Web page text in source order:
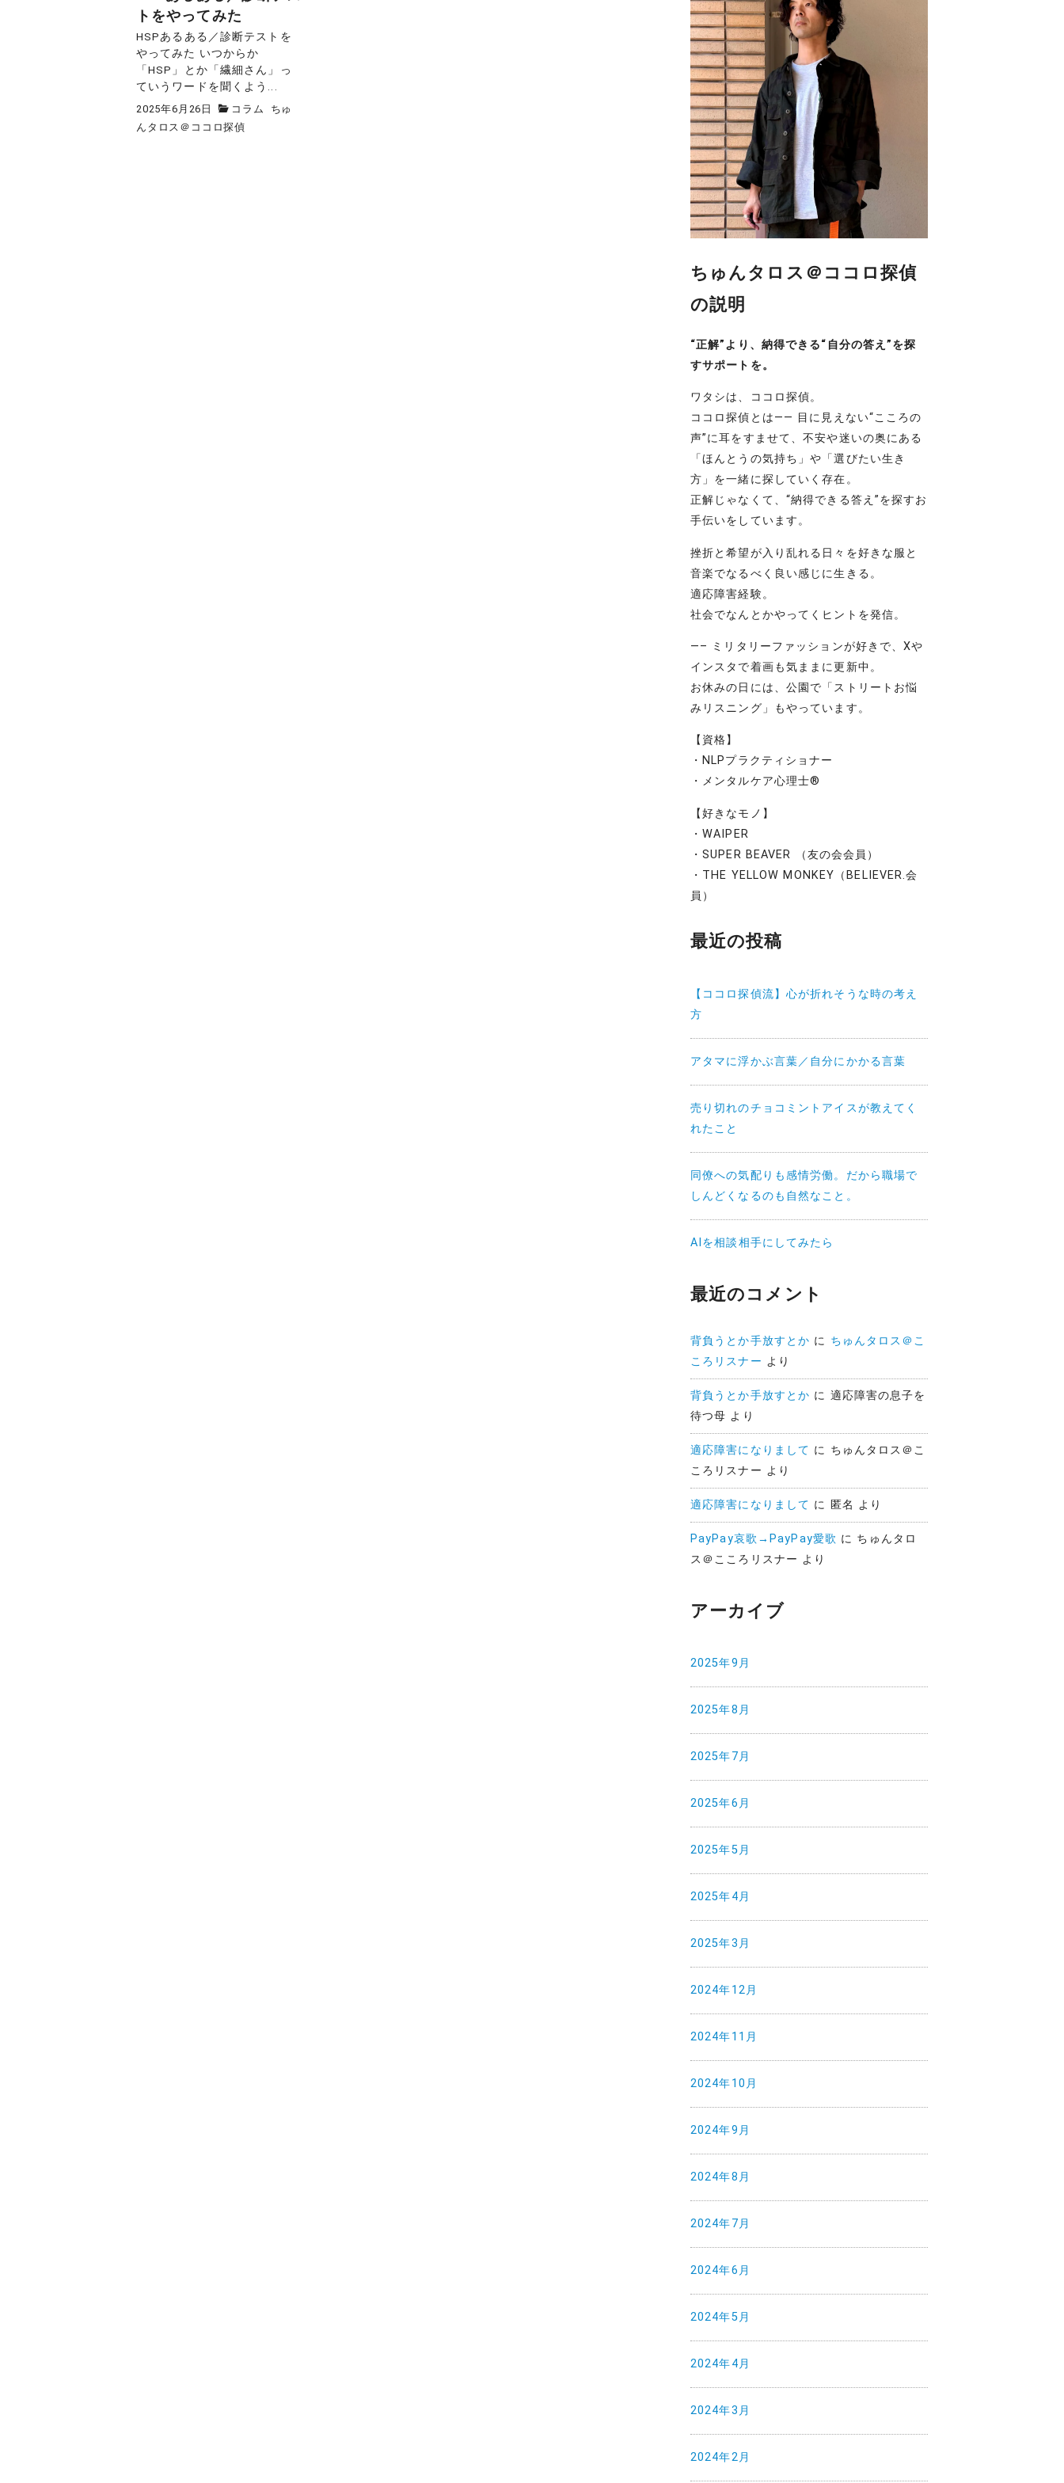
トをやってみた
HSPあるある／診断テストを
やってみた いつからか
「HSP」とか「繊細さん」っ
ていうワードを聞くよう...
2025年6月26日 コラム
ちゅ
んタロス＠ココロ探偵
ちゅんタロス＠ココロ探偵
の説明
“正解”より、納得できる“自分の答え”を探
すサポートを。
ワタシは、ココロ探偵。
ココロ探偵とは―― 目に見えない“こころの
声”に耳をすませて、不安や迷いの奥にある
「ほんとうの気持ち」や「選びたい生き
方」を一緒に探していく存在。
正解じゃなくて、“納得できる答え”を探すお
手伝いをしています。
挫折と希望が入り乱れる日々を好きな服と
音楽でなるべく良い感じに生きる。
適応障害経験。
社会でなんとかやってくヒントを発信。
—– ミリタリーファッションが好きで、Xや
インスタで着画も気ままに更新中。
お休みの日には、公園で「ストリートお悩
みリスニング」もやっています。
【資格】
・NLPプラクティショナー
・メンタルケア心理士®
【好きなモノ】
・WAIPER
・SUPER BEAVER （友の会会員）
・THE YELLOW MONKEY（BELIEVER.会
員）
最近の投稿
【ココロ探偵流】心が折れそうな時の考え
方
アタマに浮かぶ言葉／自分にかかる言葉
売り切れのチョコミントアイスが教えてく
れたこと
同僚への気配りも感情労働。だから職場で
しんどくなるのも自然なこと。
AIを相談相手にしてみたら
最近のコメント
背負うとか手放すとか に ちゅんタロス＠こ
ころリスナー より
背負うとか手放すとか に 適応障害の息子を
待つ母 より
適応障害になりまして に ちゅんタロス＠こ
ころリスナー より
適応障害になりまして に 匿名 より
PayPay哀歌→PayPay愛歌 に ちゅんタロ
ス＠こころリスナー より
アーカイブ
2025年9月
2025年8月
2025年7月
2025年6月
2025年5月
2025年4月
2025年3月
2024年12月
2024年11月
2024年10月
2024年9月
2024年8月
2024年7月
2024年6月
2024年5月
2024年4月
2024年3月
2024年2月